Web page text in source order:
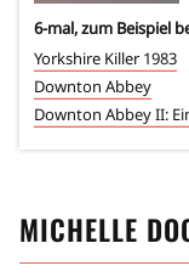
6-mal, zum Beispiel
Yorkshire Killer 1983
Downton Abbey
Downton Abbey II:
MICHELLE